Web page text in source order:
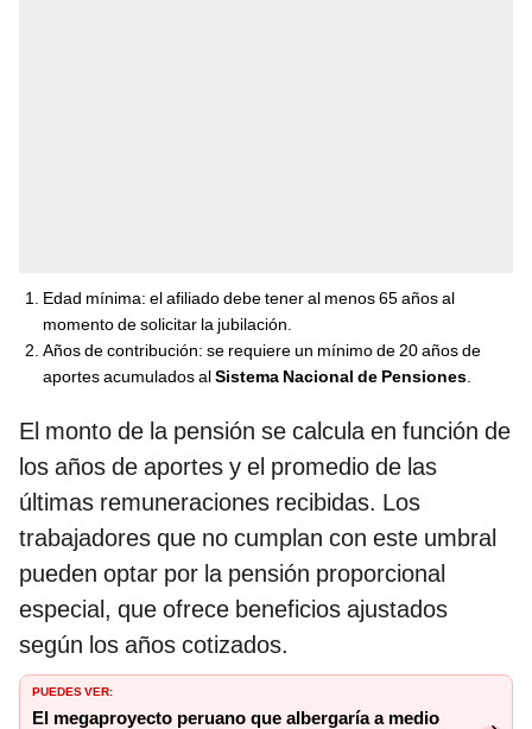
Edad mínima: el afiliado debe tener al menos 65 años al
momento de solicitar la jubilación.
Años de contribución: se requiere un mínimo de 20 años de
aportes acumulados alSistema Nacional de Pensiones
El monto de la pensión se calcula en función de
los años de aportes y el promedio de las
últimas remuneraciones recibidas. Los
trabajadores que no cumplan con este umbral
pueden optar por la pensión proporcional
especial, que ofrece beneficios ajustados
según los años cotizados.
PUEDES VER:
El megaproyecto peruano que albergaría a medio